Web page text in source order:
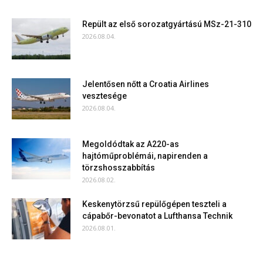
Repült az első sorozatgyártású MSz-21-310
2026.08.04.
Jelentősen nőtt a Croatia Airlines
vesztesége
2026.08.04.
Megoldódtak az A220-as
hajtóműproblémái, napirenden a
törzshosszabbítás
2026.08.02.
Keskenytörzsű repülőgépen teszteli a
cápabőr-bevonatot a Lufthansa Technik
2026.08.01.